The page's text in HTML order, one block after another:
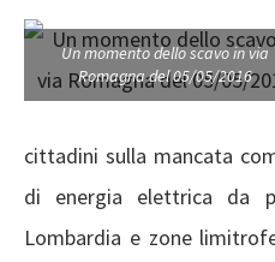
Un momento dello scavo in via
Romagna del 05/05/2016
cittadini sulla mancata
di energia elettrica da
Lombardia e zone